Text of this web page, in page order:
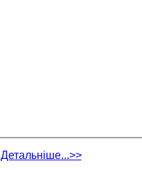
Детальніше...>>